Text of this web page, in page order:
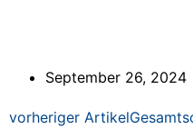
September 26, 2024
vorheriger Artikel